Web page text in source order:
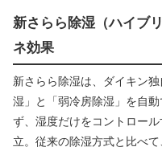
新さらら除湿（ハイブ
ネ効果
新さらら除湿は、ダイキン
湿」と「弱冷房除湿」を自
ず、湿度だけをコントロー
立。従来の除湿方式と比べ